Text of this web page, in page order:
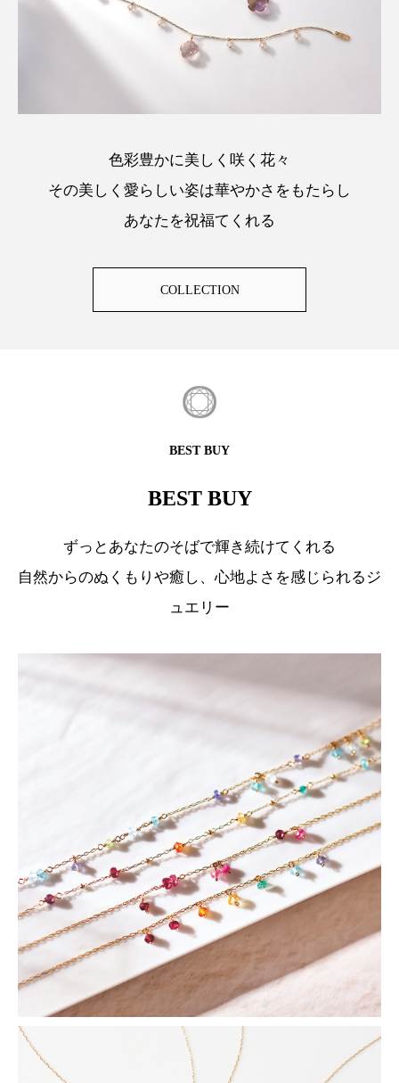
色彩豊かに美しく咲く花々
その美しく愛らしい姿は華やかさをもたらし
あなたを祝福てくれる
COLLECTION
BEST BUY
BEST BUY
ずっとあなたのそばで輝き続けてくれる
自然からのぬくもりや癒し、心地よさを感じられるジ
ュエリー